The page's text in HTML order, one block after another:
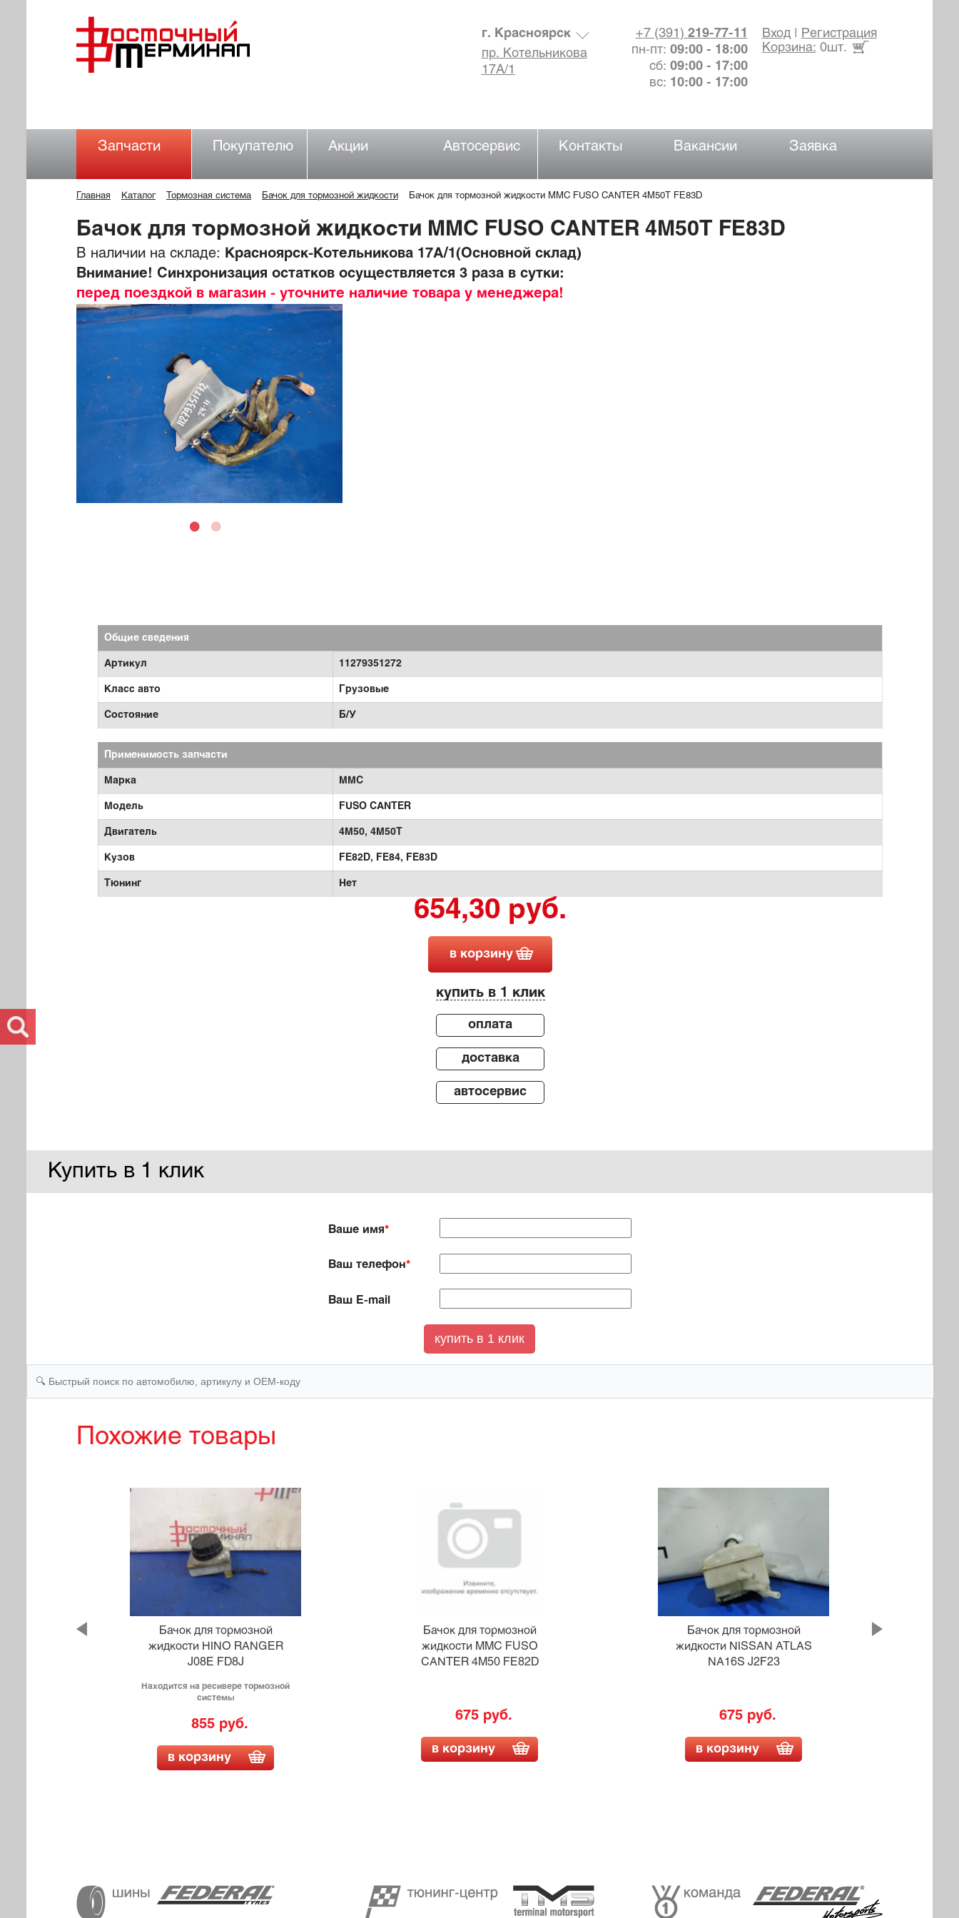
Вход|
Регистрация
Корзина: 0шт.
+7 (391) 219-77-11
пн-пт: 09:00 - 18:00
сб: 09:00 - 17:00
вс: 10:00 - 17:00
г. Красноярск
пр. Котельникова
17А/1
Запчасти Покупателю Акции Автосервис Контакты Вакансии Заявка
Главная Каталог Тормозная система Бачок для тормозной жидкости Бачок для тормозной жидкости MMC FUSO CANTER 4M50T FE83D
Бачок для тормозной жидкости MMC FUSO CANTER 4M50T FE83D
В наличии на складе:
Красноярск-Котельникова 17А/1(Основной склад)
Внимание! Синхронизация остатков осуществляется 3 раза в сутки:
перед поездкой в магазин - уточните наличие товара у менеджера!
Общие сведения
Артикул 11279351272
Класс авто Грузовые
Состояние Б/У
Применимость запчасти
Марка MMC
Модель FUSO CANTER
Двигатель 4M50, 4M50T
Кузов FE82D, FE84, FE83D
Тюнинг Нет
654,30 руб.
в корзину
купить в 1 клик
оплата
доставка
автосервис
Купить в 1 клик
Ваше имя*
Ваш телефон*
Ваш E-mail
Похожие товары
Бачок для тормозной
жидкости HINO RANGER
J08E FD8J
Находится на ресивере тормозной
системы
855 руб.
в корзину
Бачок для тормозной
жидкости MMC FUSO
CANTER 4M50 FE82D
675 руб.
в корзину
Бачок для тормозной
жидкости NISSAN ATLAS
NA16S J2F23
675 руб.
в корзину